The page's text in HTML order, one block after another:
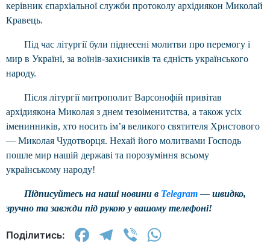
керівник єпархіальної служби протоколу архідиякон Миколай
Кравець.
Під час літургії були піднесені молитви про перемогу і
мир в Україні, за воїнів-захисників та єдність українського
народу.
Після літургії митрополит Варсонофій привітав
архідиякона Миколая з днем тезоіменитства, а також усіх
іменинників, хто носить імʼя великого святителя Христового
— Миколая Чудотворця. Нехай його молитвами Господь
пошле мир нашій державі та порозуміння всьому
українському народу!
Підписуйтесь на наші новини в Telegram— швидко,
зручно та завжди під рукою у вашому телефоні!
Поділитись: Facebook
Telegram
Viber